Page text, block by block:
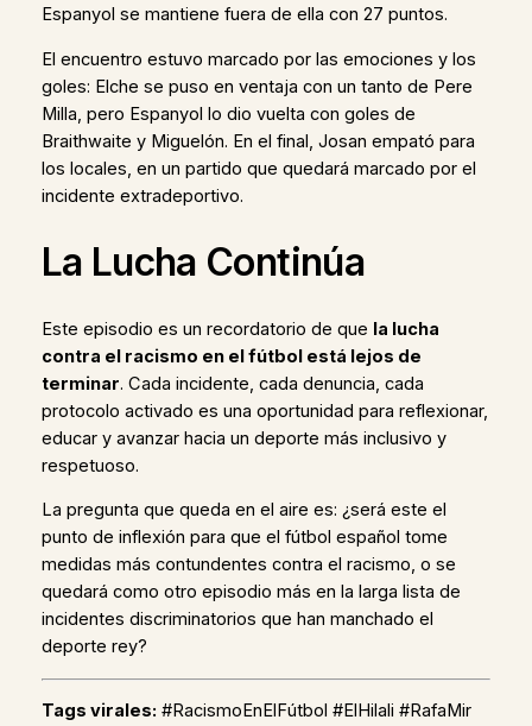
Espanyol se mantiene fuera de ella con 27 puntos.
El encuentro estuvo marcado por las emociones y los
goles: Elche se puso en ventaja con un tanto de Pere
Milla, pero Espanyol lo dio vuelta con goles de
Braithwaite y Miguelón. En el final, Josan empató para
los locales, en un partido que quedará marcado por el
incidente extradeportivo.
La Lucha Continúa
Este episodio es un recordatorio de que la lucha
contra el racismo en el fútbol está lejos de
terminar. Cada incidente, cada denuncia, cada
protocolo activado es una oportunidad para reflexionar,
educar y avanzar hacia un deporte más inclusivo y
respetuoso.
La pregunta que queda en el aire es: ¿será este el
punto de inflexión para que el fútbol español tome
medidas más contundentes contra el racismo, o se
quedará como otro episodio más en la larga lista de
incidentes discriminatorios que han manchado el
deporte rey?
Tags virales: #RacismoEnElFútbol #ElHilali #RafaMir